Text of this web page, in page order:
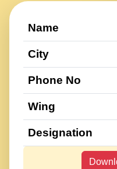
Name
City
Phone No
Wing
Designation